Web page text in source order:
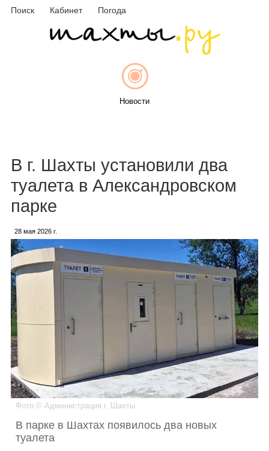
Поиск Кабинет Погода
Новости
Каталог
Инфо
Гороскоп
В г. Шахты установили два
туалета в Александровском
парке
28 мая 2026 г.
Фото © Администрация г. Шахты
В парке в Шахтах появилось два новых
туалета